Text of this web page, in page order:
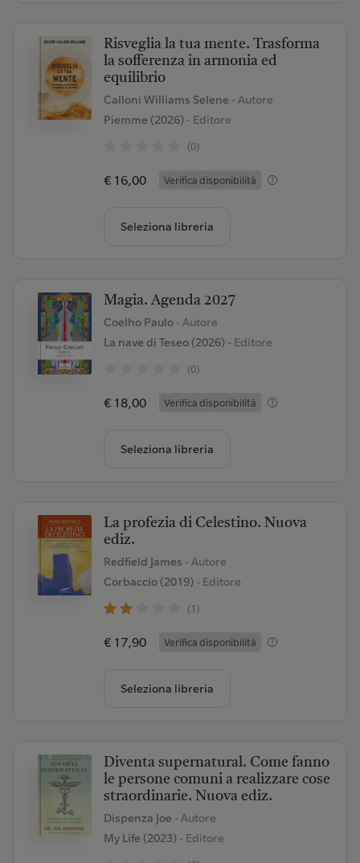
Risveglia la tua mente. Trasforma
la sofferenza in armonia ed
equilibrio
Calloni Williams Selene - Autore
Piemme (2026)- Editore
(0)
€ 16,00 Verifica disponibilità
Seleziona libreria
Magia. Agenda 2027
Coelho Paulo - Autore
La nave di Teseo (2026)- Editore
(0)
€ 18,00 Verifica disponibilità
Seleziona libreria
La profezia di Celestino. Nuova
ediz.
Redfield James - Autore
Corbaccio (2019)- Editore
(1)
€ 17,90 Verifica disponibilità
Seleziona libreria
Diventa supernatural. Come fanno
le persone comuni a realizzare cose
straordinarie. Nuova ediz.
Dispenza Joe - Autore
My Life (2023)- Editore